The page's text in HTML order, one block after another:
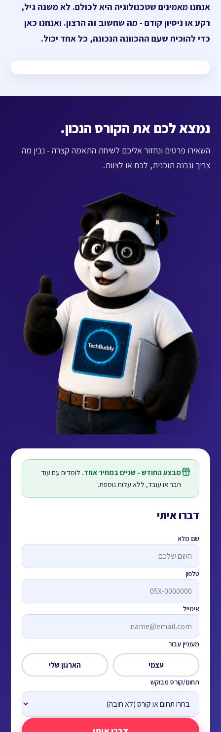
אנחנו מאמינים שטכנולוגיה היא לכולם. לא משנה גיל,
רקע או ניסיון קודם - מה שחשוב זה הרצון. ואנחנו כאן
כדי להוכיח שעם ההכוונה הנכונה, כל אחד יכול.
נמצא לכם את הקורס הנכון.
השאירו פרטים ונחזור אליכם לשיחת התאמה קצרה - נבין מה
צריך ונבנה תוכנית, לכם או לצוות.
מבצע החודש - שניים במחיר אחד. לומדים עם עוד
חבר או עובד, ללא עלות נוספת.
דברו איתי
שם מלא
טלפון
אימייל
מעוניין עבור
עצמי הארגון שלי
תחום/קורס מבוקש
אל תמלאו